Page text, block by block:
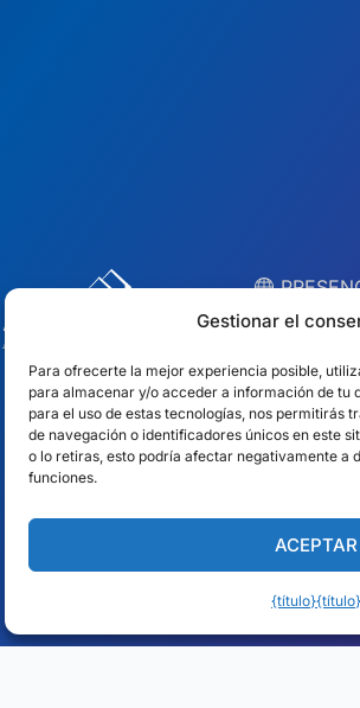
Gestionar el
Para ofrecerte la mejor experiencia posible,
para almacenar y/o acceder a información de tu
para el uso de estas tecnologías, nos permitirás
de navegación o identificadores únicos en este
o lo retiras, esto podría afectar negativamente a
funciones.
ACEPTAR
{título}{título}
10
EE.UU.
México
España